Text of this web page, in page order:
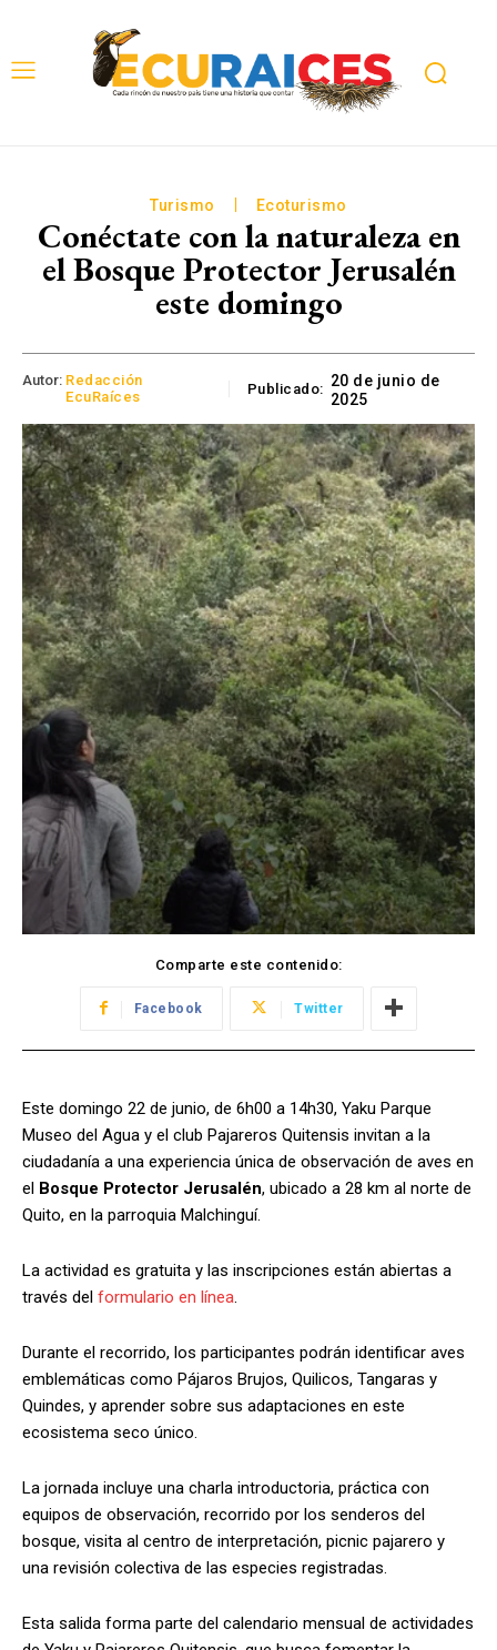
Turismo Ecoturismo
Conéctate con la naturaleza en
el Bosque Protector Jerusalén
este domingo
Autor: Redacción
EcuRaíces
Publicado: 20 de junio de
2025
Comparte este contenido:
Facebook Twitter
Este domingo 22 de junio, de 6h00 a 14h30, Yaku Parque
Museo del Agua y el club Pajareros Quitensis invitan a la
ciudadanía a una experiencia única de observación de aves en
el Bosque Protector Jerusalén, ubicado a 28 km al norte de
Quito, en la parroquia Malchinguí.
La actividad es gratuita y las inscripciones están abiertas a
través del formulario en línea
Durante el recorrido, los participantes podrán identificar aves
emblemáticas como Pájaros Brujos, Quilicos, Tangaras y
Quindes, y aprender sobre sus adaptaciones en este
ecosistema seco único.
La jornada incluye una charla introductoria, práctica con
equipos de observación, recorrido por los senderos del
bosque, visita al centro de interpretación, picnic pajarero y
una revisión colectiva de las especies registradas.
Esta salida forma parte del calendario mensual de actividades